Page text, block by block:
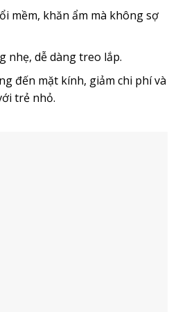
mềm, khăn ẩm mà không sợ
nhẹ, dễ dàng treo lắp.
đến mặt kính, giảm chi phí và
trẻ nhỏ.